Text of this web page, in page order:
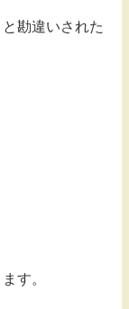
勘違いされた
す。